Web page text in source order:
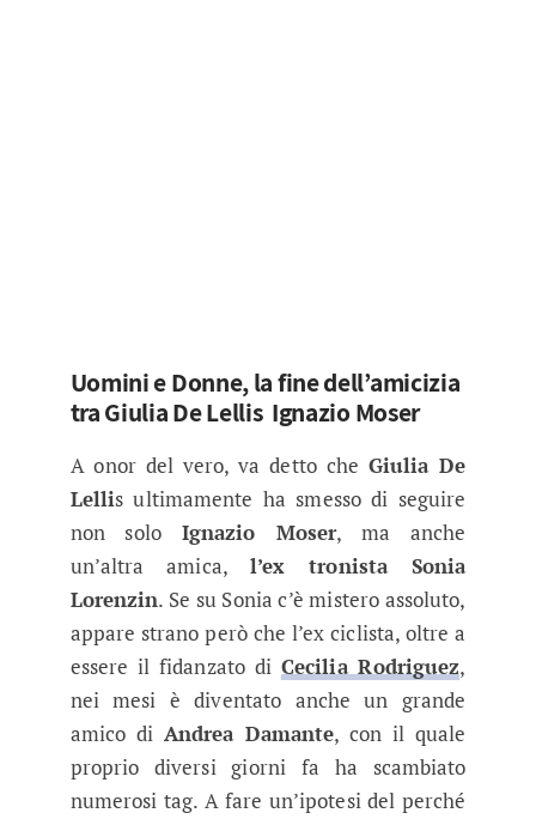
Uomini e Donne, la fine dell’amicizia
tra Giulia De Lellis Ignazio Moser
A onor del vero, va detto che Giulia De
Lellis ultimamente ha smesso di seguire
non solo Ignazio Moser, ma anche
un’altra amica, l’ex tronista Sonia
Lorenzin. Se su Sonia c’è mistero assoluto,
appare strano però che l’ex ciclista, oltre a
essere il fidanzato di Cecilia Rodriguez,
nei mesi è diventato anche un grande
amico di Andrea Damante, con il quale
proprio diversi giorni fa ha scambiato
numerosi tag. A fare un’ipotesi del perché